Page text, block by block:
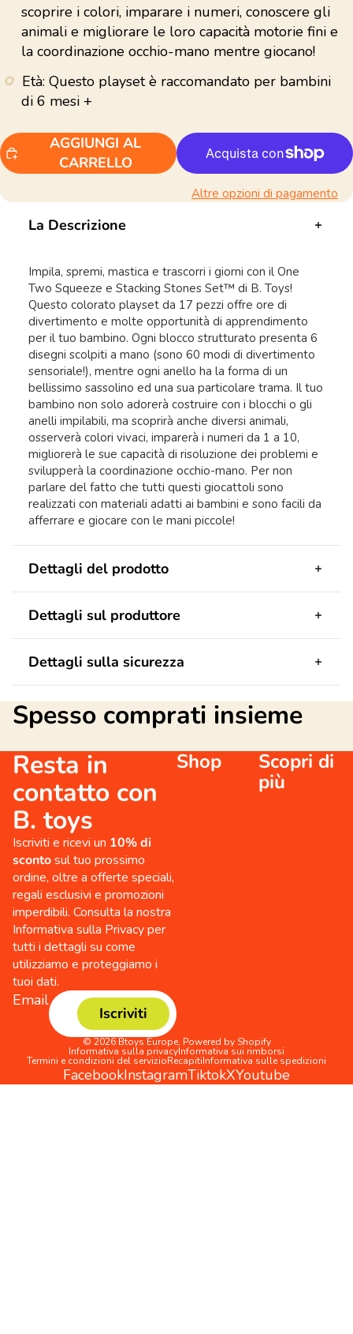
scoprire i colori, imparare i numeri, conoscere gli
animali e migliorare le loro capacità motorie fini e
la coordinazione occhio-mano mentre giocano!
Età: Questo playset è raccomandato per bambini
di 6 mesi +
AGGIUNGI AL
CARRELLO
Altre opzioni di pagamento
La Descrizione
Impila, spremi, mastica e trascorri i giorni con il One
Two Squeeze e Stacking Stones Set™ di B. Toys!
Questo colorato playset da 17 pezzi offre ore di
divertimento e molte opportunità di apprendimento
per il tuo bambino. Ogni blocco strutturato presenta 6
disegni scolpiti a mano (sono 60 modi di divertimento
sensoriale!), mentre ogni anello ha la forma di un
bellissimo sassolino ed una sua particolare trama. Il tuo
bambino non solo adorerà costruire con i blocchi o gli
anelli impilabili, ma scoprirà anche diversi animali,
osserverà colori vivaci, imparerà i numeri da 1 a 10,
migliorerà le sue capacità di risoluzione dei problemi e
svilupperà la coordinazione occhio-mano. Per non
parlare del fatto che tutti questi giocattoli sono
realizzati con materiali adatti ai bambini e sono facili da
afferrare e giocare con le mani piccole!
Dettagli del prodotto
Dettagli sul produttore
Dettagli sulla sicurezza
Spesso comprati insieme
Resta in
contatto con
B. toys
Iscriviti e ricevi un 10% di
scontosul tuo prossimo
ordine, oltre a offerte speciali,
regali esclusivi e promozioni
imperdibili. Consulta la nostra
Informativa sulla Privacy per
tutti i dettagli su come
utilizziamo e proteggiamo i
tuoi dati.
Email
Iscriviti
Shop
Scopri di
più
© 2026 Btoys Europe, Powered by Shopify
Informativa sulla privacyInformativa sui rimborsi
Termini e condizioni del servizioRecapitiInformativa sulle spedizioni
FacebookInstagramTiktokXYoutube